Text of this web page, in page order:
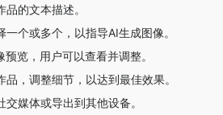
的文本描述。
个或多个，以指导AI生成图像。
览，用户可以查看并调整。
，调整细节，以达到最佳效果。
媒体或导出到其他设备。